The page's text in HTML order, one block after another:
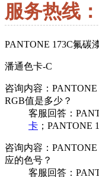
服务热线：
PANTONE 173C氟碳
潘通色卡-C
咨询内容：
RGB值是多少？
客服回答：
卡 ；PANTONE
咨询内容：
应的色号？
客服回答：